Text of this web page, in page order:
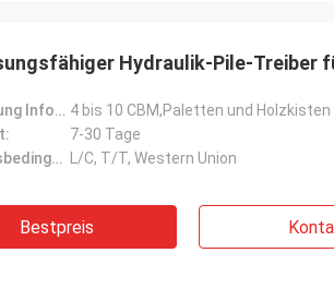
Hydraulik-Pile-Treiber
Verpackung Informationen: 4 bis 10 CBM,Paletten und Holzkisten
7-30 Tage
Zahlungsbedingungen:
L/C, T/T, Western Union
Bestpreis